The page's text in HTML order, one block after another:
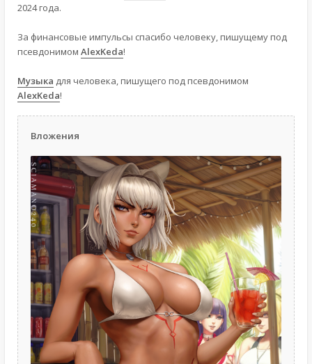
2024 года.
За финансовые импульсы спасибо человеку, пишущему под
псевдонимом AlexKeda!
Музыка для человека, пишущего под псевдонимом
AlexKeda!
Вложения